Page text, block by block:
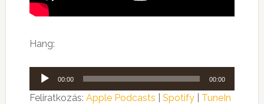
Hang:
Audió
lejátszó
00:00 00:00
Feliratkozás: Apple Podcasts Spotify| TuneIn